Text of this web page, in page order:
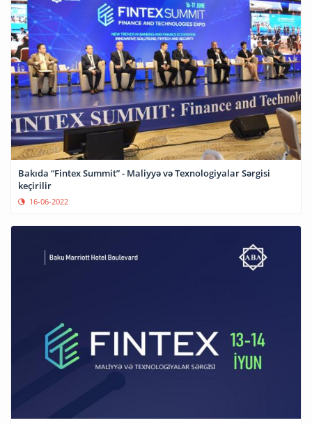
Bakıda “Fintex Summit” - Maliyyə və Texnologiyalar Sərgisi
keçirilir
16-06-2022